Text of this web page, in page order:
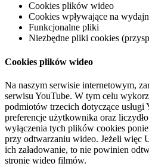
Cookies plików wideo
Cookies wpływające na
Funkcjonalne pliki
Niezbędne pliki cookies
Cookies plików wideo
Na naszym serwisie internetowym,
serwisu YouTube. W tym celu
podmiotów trzecich dotyczące usługi
preferencje użytkownika oraz
wyłączenia tych plików cookies
przy odtwarzaniu wideo. Jeżeli więc
ich załadowanie, to nie powinien
stronie wideo filmów.